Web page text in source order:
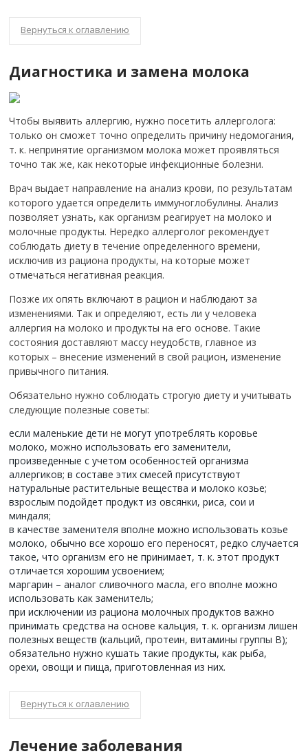
Вернуться к оглавлению
Диагностика и замена молока
Чтобы выявить аллергию, нужно посетить аллерголога:
только он сможет точно определить причину недомогания,
т. к. непринятие организмом молока может проявляться
точно так же, как некоторые инфекционные болезни.
Врач выдает направление на анализ крови, по результатам
которого удается определить иммуноглобулины. Анализ
позволяет узнать, как организм реагирует на молоко и
молочные продукты. Нередко аллерголог рекомендует
соблюдать диету в течение определенного времени,
исключив из рациона продукты, на которые может
отмечаться негативная реакция.
Позже их опять включают в рацион и наблюдают за
изменениями. Так и определяют, есть ли у человека
аллергия на молоко и продукты на его основе. Такие
состояния доставляют массу неудобств, главное из
которых – внесение изменений в свой рацион, изменение
привычного питания.
Обязательно нужно соблюдать строгую диету и учитывать
следующие полезные советы:
если маленькие дети не могут употреблять коровье
молоко, можно использовать его заменители,
произведенные с учетом особенностей организма
аллергиков; в составе этих смесей присутствуют
натуральные растительные вещества и молоко козье;
взрослым подойдет продукт из овсянки, риса, сои и
миндаля;
в качестве заменителя вполне можно использовать козье
молоко, обычно все хорошо его переносят, редко случается
такое, что организм его не принимает, т. к. этот продукт
отличается хорошим усвоением;
маргарин – аналог сливочного масла, его вполне можно
использовать как заменитель;
при исключении из рациона молочных продуктов важно
принимать средства на основе кальция, т. к. организм лишен
полезных веществ (кальций, протеин, витамины группы B);
обязательно нужно кушать такие продукты, как рыба,
орехи, овощи и пища, приготовленная из них.
Вернуться к оглавлению
Лечение заболевания